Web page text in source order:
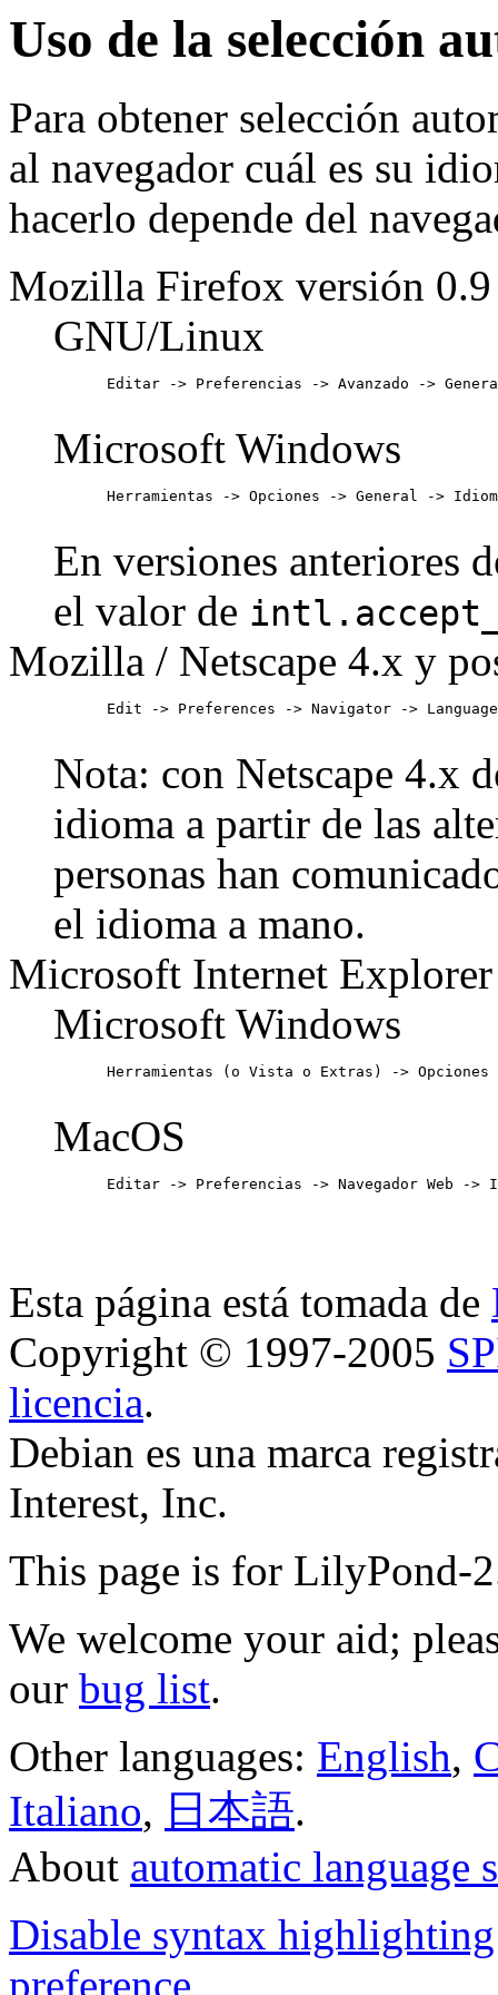
Uso de la selección
Para obtener selección
al navegador cuál es su
hacerlo depende del
Mozilla Firefox versión 0.9
GNU/Linux
Editar -> Preferencias -> Avanzado ->
Microsoft Windows
Herramientas -> Opciones -> General ->
En versiones anteriores
el valor de
Mozilla / Netscape 4.x y
Edit -> Preferences -> Navigator ->
Nota: con Netscape 4.x
idioma a partir de las
personas han
el idioma a mano.
Microsoft Internet Explorer
Microsoft Windows
Herramientas (o Vista o Extras) ->
MacOS
Editar -> Preferencias -> Navegador Web ->
Esta página está tomada de
Copyright © 1997-2005
licencia.
Debian es una marca
Interest, Inc.
This page is for LilyPond-
We welcome your aid;
our bug list.
Other languages: English,
Italiano, 日本語.
About automatic language
Disable syntax highlighting
preference